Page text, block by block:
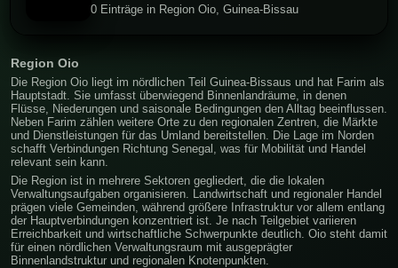
0 Einträge in Region Oio, Guinea-Bissau
Region Oio
Die Region Oio liegt im nördlichen Teil Guinea-Bissaus und hat Farim als
Hauptstadt. Sie umfasst überwiegend Binnenlandräume, in denen
Flüsse, Niederungen und saisonale Bedingungen den Alltag beeinflussen.
Neben Farim zählen weitere Orte zu den regionalen Zentren, die Märkte
und Dienstleistungen für das Umland bereitstellen. Die Lage im Norden
schafft Verbindungen Richtung Senegal, was für Mobilität und Handel
relevant sein kann.
Die Region ist in mehrere Sektoren gegliedert, die die lokalen
Verwaltungsaufgaben organisieren. Landwirtschaft und regionaler Handel
prägen viele Gemeinden, während größere Infrastruktur vor allem entlang
der Hauptverbindungen konzentriert ist. Je nach Teilgebiet variieren
Erreichbarkeit und wirtschaftliche Schwerpunkte deutlich. Oio steht damit
für einen nördlichen Verwaltungsraum mit ausgeprägter
Binnenlandstruktur und regionalen Knotenpunkten.